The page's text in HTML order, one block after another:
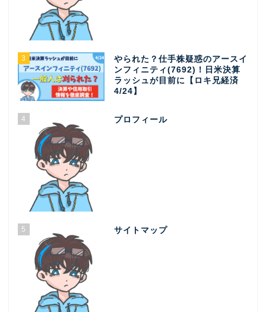
3
やられた？仕手株疑惑のアースイ
ンフィニティ(7692)！日米決算
ラッシュが目前に【ロキ兄経済
4/24】
4 プロフィール
5 サイトマップ